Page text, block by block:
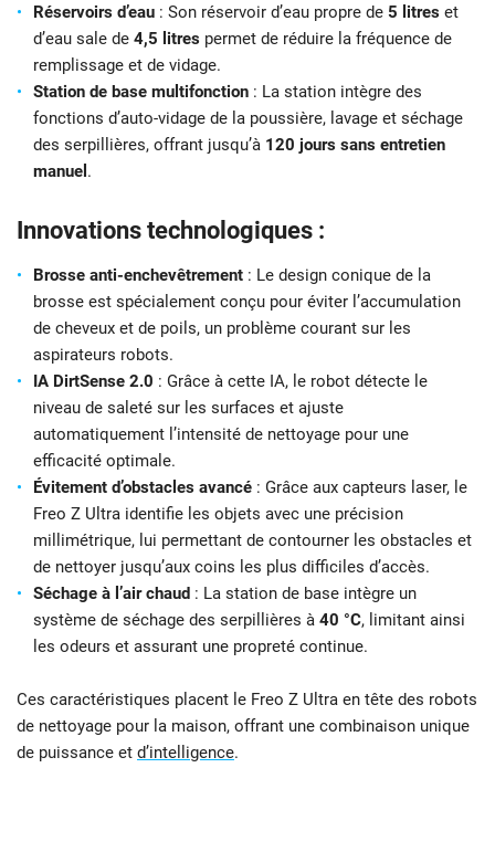
Réservoirs d’eau : Son réservoir d’eau propre de 5 litres et
d’eau sale de 4,5 litres permet de réduire la fréquence de
remplissage et de vidage.
Station de base multifonction : La station intègre des
fonctions d’auto-vidage de la poussière, lavage et séchage
des serpillières, offrant jusqu’à 120 jours sans entretien
manuel .
Innovations technologiques :
Brosse anti-enchevêtrement : Le design conique de la
brosse est spécialement conçu pour éviter l’accumulation
de cheveux et de poils, un problème courant sur les
aspirateurs robots.
IA DirtSense 2.0 : Grâce à cette IA, le robot détecte le
niveau de saleté sur les surfaces et ajuste
automatiquement l’intensité de nettoyage pour une
efficacité optimale.
Évitement d’obstacles avancé : Grâce aux capteurs laser, le
Freo Z Ultra identifie les objets avec une précision
millimétrique, lui permettant de contourner les obstacles et
de nettoyer jusqu’aux coins les plus difficiles d’accès.
Séchage à l’air chaud : La station de base intègre un
système de séchage des serpillières à 40 °C, limitant ainsi
les odeurs et assurant une propreté continue.
Ces caractéristiques placent le Freo Z Ultra en tête des robots
de nettoyage pour la maison, offrant une combinaison unique
de puissance et d’intelligence.